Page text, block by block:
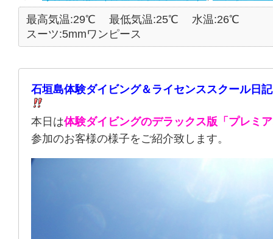
最高気温:29℃
最低気温:25℃
水温:26℃
スーツ:5mmワンピース
石垣島体験ダイビング＆ライセンススクール日記
本日は体験ダイビングのデラックス版「プレミ
参加のお客様の様子をご紹介致します。